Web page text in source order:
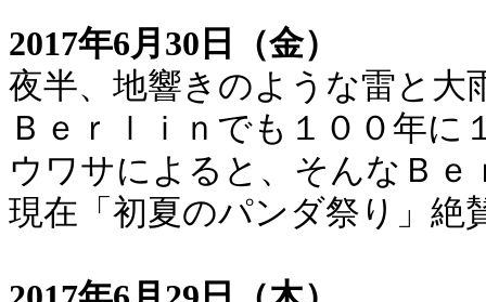
2017年6月30日（金）
夜半、地響きのような雷と大
Ｂｅｒｌｉｎでも１００年
ウワサによると、そんなＢｅ
現在「初夏のパンダ祭り」絶